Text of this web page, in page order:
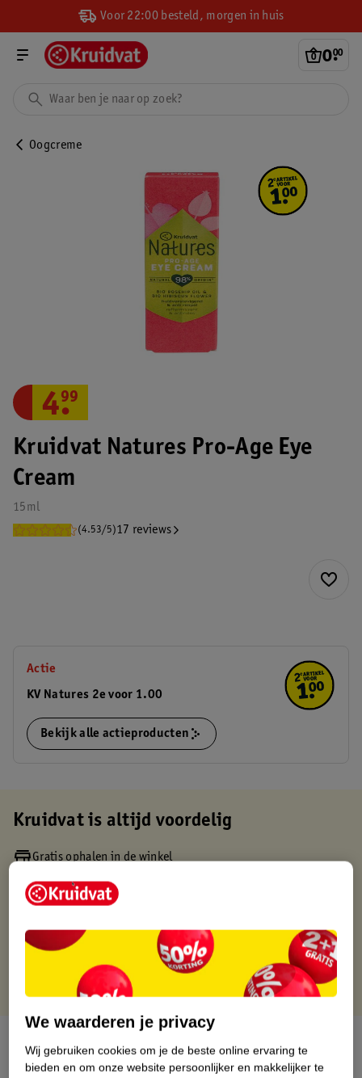
Voor 22:00 besteld, morgen in huis
0.
00
Oogcreme
Kruidvat Natures Pro-Age Eye
Cream
15ml
(4.53/5)17 reviews
4.
99
Actie
KV Natures 2e voor 1.00
Bekijk alle actieproducten
Kruidvat is altijd voordelig
Gratis ophalen in de winkel
Gratis thuisbezorgd vanaf 50.00
Gratis punten met je Kruidvat kaart
Over dit product
We waarderen je privacy
Wij gebruiken cookies om je de beste online ervaring te
bieden en om onze website persoonlijker en makkelijker te